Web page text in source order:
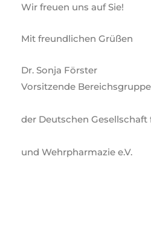
Wir freuen uns auf Sie!
Mit freundlichen Grüßen
Dr. Sonja
Vorsitzende
der Deutschen
und